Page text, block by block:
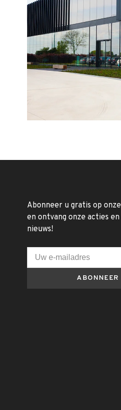
Abonneer u gratis op
en ontvang onze acties
nieuws!
ABONNEER